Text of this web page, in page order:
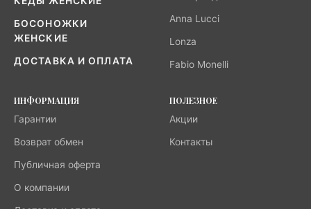
БОСОНОЖКИ
ЖЕНСКИЕ
ДОСТАВКА И ОПЛАТА
Anna Lucci
Lonza
Fabio Monelli
ИНФОРМАЦИЯ
Гарантии
Возврат обмен
Публичная оферта
О компании
ПОЛЕЗНОЕ
Акции
Контакты